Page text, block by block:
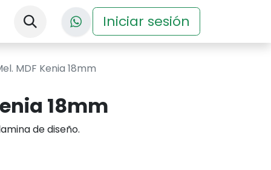
Descargas Eventos
Iniciar sesión
MDF Kenia 18mm
18mm
de diseño.